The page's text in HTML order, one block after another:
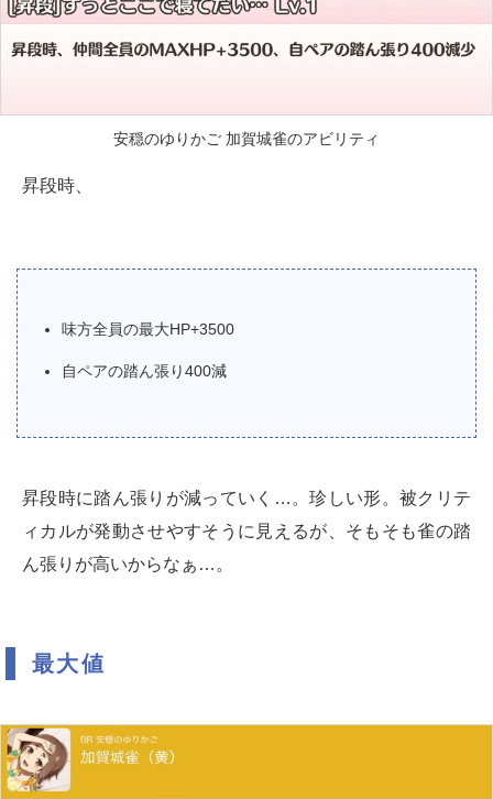
安穏のゆりかご 加賀城雀のアビリティ
昇段時、
味方全員の最大HP+3500
自ペアの踏ん張り400減
昇段時に踏ん張りが減っていく…。珍しい形。被クリテ
ィカルが発動させやすそうに見えるが、そもそも雀の踏
ん張りが高いからなぁ…。
最大値